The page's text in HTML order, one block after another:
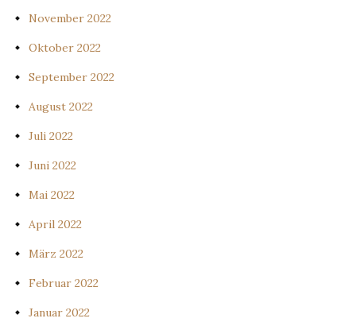
November 2022
Oktober 2022
September 2022
August 2022
Juli 2022
Juni 2022
Mai 2022
April 2022
März 2022
Februar 2022
Januar 2022